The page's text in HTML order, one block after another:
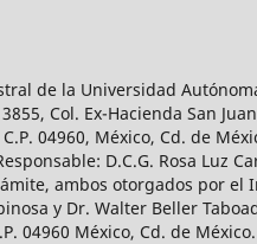
de la Universidad
Col. Ex-Hacienda San
04960, México, Cd. de
D.C.G. Rosa Luz
ambos otorgados por el
y Dr. Walter Beller
04960 México, Cd. de